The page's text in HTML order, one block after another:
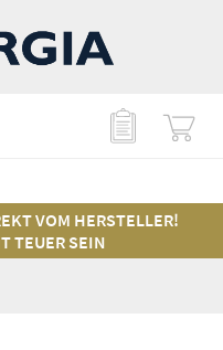
VOM HERSTELLER!
TEUER SEIN